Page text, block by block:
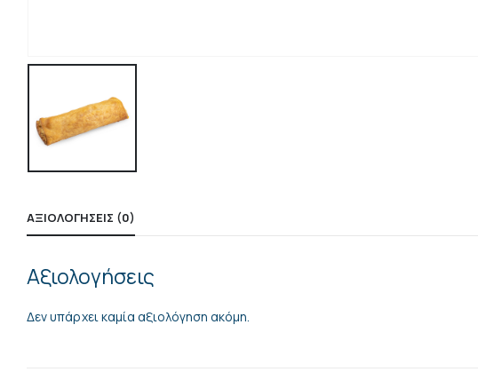
ΑΞΙΟΛΟΓΉΣΕΙΣ (0)
Αξιολογήσεις
Δεν υπάρχει καμία αξιολόγηση ακόμη.